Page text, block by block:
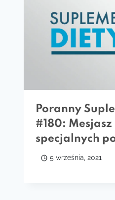
Poranny
#180:
specjalnych
5 września, 2021